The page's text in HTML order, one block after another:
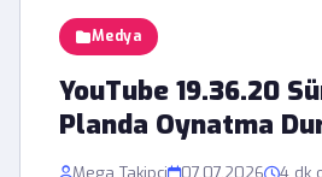
Medya
YouTube 19.36.20
Planda Oynatma
Mega Takipçi 07.07.2026 4 dk